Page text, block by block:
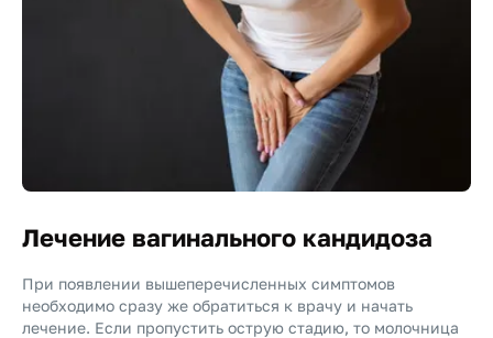
Лечение вагинального кандидоза
При появлении вышеперечисленных симптомов
необходимо сразу же обратиться к врачу и начать
лечение. Если пропустить острую стадию, то молочница